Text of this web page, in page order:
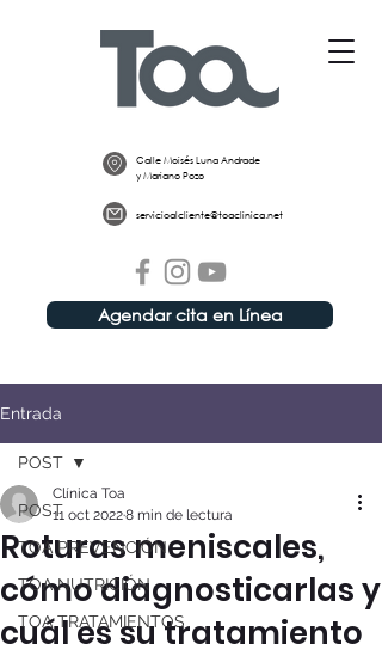
Calle Moisés Luna Andrade
y Mariano Pozo
servicioalcliente@toaclinica.net
Agendar cita en Línea
Entrada
POST
TOA PREVENCIÓN
TOA NUTRICIÓN
TOA TRATAMIENTOS
POST
Roturas meniscales,
cómo diagnosticarlas y
cuál es su tratamiento
Clínica Toa
11 oct 20228 min de lectura